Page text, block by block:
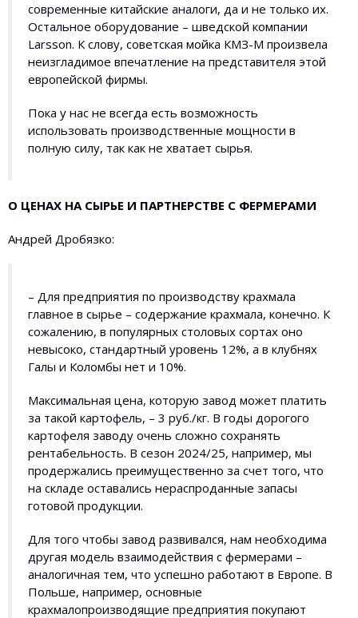
современные китайские аналоги, да и не только их.
Остальное оборудование – шведской компании
Larsson. К слову, советская мойка КМЗ-М произвела
неизгладимое впечатление на представителя этой
европейской фирмы.
Пока у нас не всегда есть возможность
использовать производственные мощности в
полную силу, так как не хватает сырья.
О ЦЕНАХ НА СЫРЬЕ И ПАРТНЕРСТВЕ С ФЕРМЕРАМИ
Андрей Дробязко:
– Для предприятия по производству крахмала
главное в сырье – содержание крахмала, конечно. К
сожалению, в популярных столовых сортах оно
невысоко, стандартный уровень 12%, а в клубнях
Галы и Коломбы нет и 10%.
Максимальная цена, которую завод может платить
за такой картофель, – 3 руб./кг. В годы дорогого
картофеля заводу очень сложно сохранять
рентабельность. В сезон 2024/25, например, мы
продержались преимущественно за счет того, что
на складе оставались нераспроданные запасы
готовой продукции.
Для того чтобы завод развивался, нам необходима
другая модель взаимодействия с фермерами –
аналогичная тем, что успешно работают в Европе. В
Польше, например, основные
крахмалопроизводящие предприятия покупают